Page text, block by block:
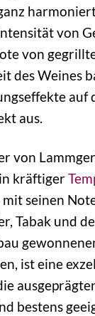
von
von
des Weines
auf
aus.
von
kräftiger
mit seinen
Tabak und
ist eine
bestens